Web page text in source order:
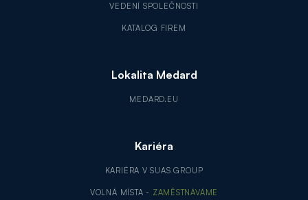
VEDENÍ SPOLEČNOSTI
KATALOG FIREM
Lokalita Medard
MEDARD.EU
Kariéra
KARIÉRA V SUAS GROUP
VOLNÁ MÍSTA - ZAMĚSTNÁVÁME